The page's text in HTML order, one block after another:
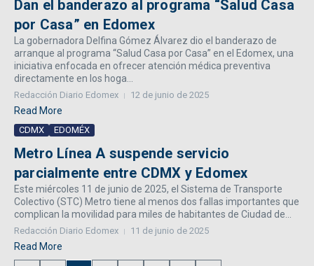
Dan el banderazo al programa “Salud Casa
por Casa” en Edomex
La gobernadora Delfina Gómez Álvarez dio el banderazo de
arranque al programa “Salud Casa por Casa” en el Edomex, una
iniciativa enfocada en ofrecer atención médica preventiva
directamente en los hoga...
Redacción Diario Edomex 12 de junio de 2025
Read More
CDMX EDOMÉX
Metro Línea A suspende servicio
parcialmente entre CDMX y Edomex
Este miércoles 11 de junio de 2025, el Sistema de Transporte
Colectivo (STC) Metro tiene al menos dos fallas importantes que
complican la movilidad para miles de habitantes de Ciudad de...
Redacción Diario Edomex 11 de junio de 2025
Read More